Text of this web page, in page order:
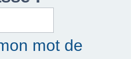
mot de